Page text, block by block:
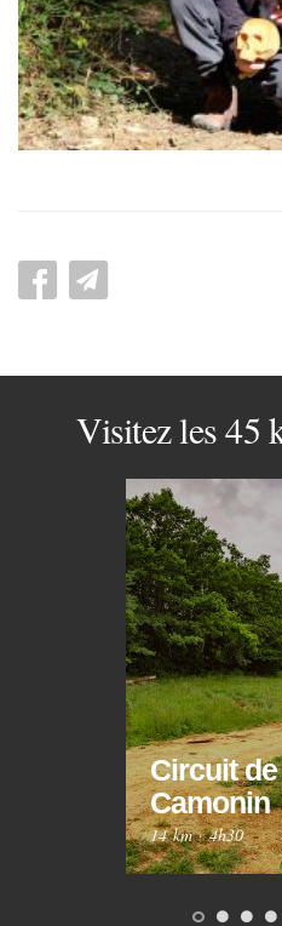
Visitez les 45
Circuit
Camonin
14 km·4h30